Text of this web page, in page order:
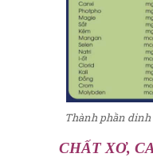
Thành phần
CHẤT XƠ,